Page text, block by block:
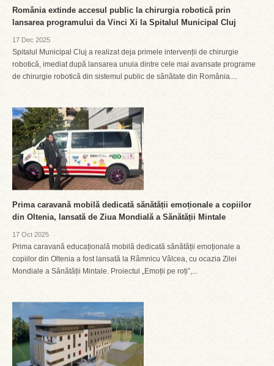
România extinde accesul public la chirurgia robotică prin
lansarea programului da Vinci Xi la Spitalul Municipal Cluj
17 Dec 2025
Spitalul Municipal Cluj a realizat deja primele intervenții de chirurgie
robotică, imediat după lansarea unuia dintre cele mai avansate programe
de chirurgie robotică din sistemul public de sănătate din România....
Prima caravană mobilă dedicată sănătății emoționale a copiilor
din Oltenia, lansată de Ziua Mondială a Sănătății Mintale
17 Oct 2025
Prima caravană educațională mobilă dedicată sănătății emoționale a
copiilor din Oltenia a fost lansată la Râmnicu Vâlcea, cu ocazia Zilei
Mondiale a Sănătății Mintale. Proiectul „Emoții pe roți”,...